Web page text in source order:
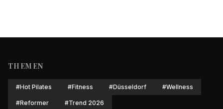
THEMEN
#Hot Pilates #Fitness #Düsseldorf #Wellness
#Reformer #Trend 2026